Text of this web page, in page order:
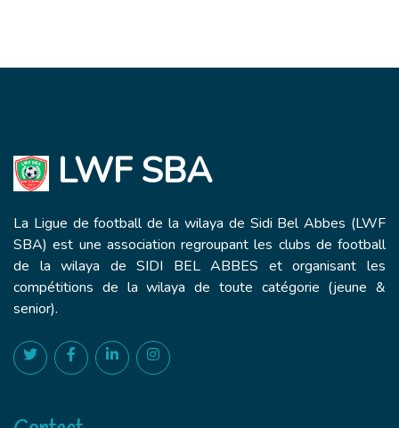
LWF SBA
La Ligue de football de la wilaya de Sidi Bel Abbes (LWF
SBA) est une association regroupant les clubs de football
de la wilaya de SIDI BEL ABBES et organisant les
compétitions de la wilaya de toute catégorie (jeune &
senior).